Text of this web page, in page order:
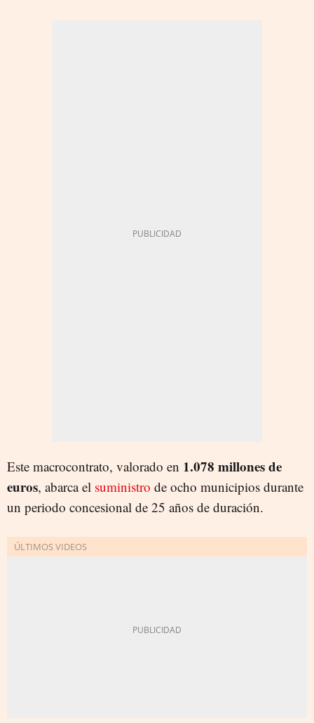
Este macrocontrato, valorado en 1.078 millones de
euros, abarca el suministro de ocho municipios durante
un periodo concesional de 25 años de duración.